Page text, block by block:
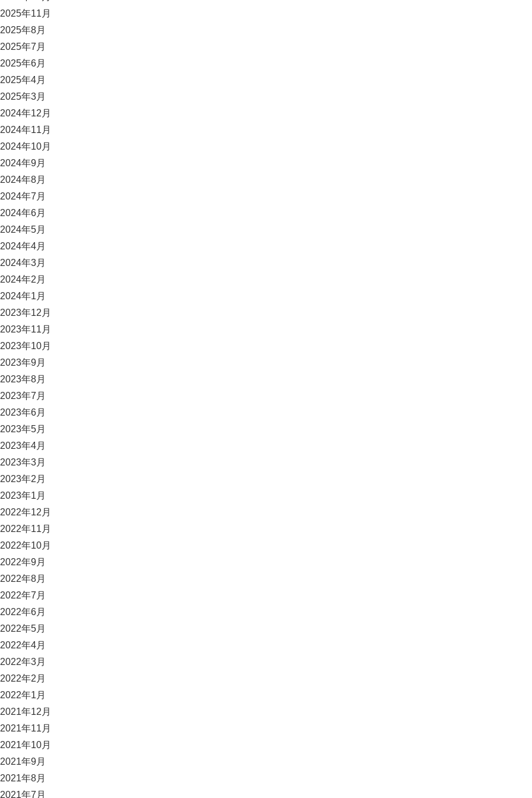
2025年11月
2025年8月
2025年7月
2025年6月
2025年4月
2025年3月
2024年12月
2024年11月
2024年10月
2024年9月
2024年8月
2024年7月
2024年6月
2024年5月
2024年4月
2024年3月
2024年2月
2024年1月
2023年12月
2023年11月
2023年10月
2023年9月
2023年8月
2023年7月
2023年6月
2023年5月
2023年4月
2023年3月
2023年2月
2023年1月
2022年12月
2022年11月
2022年10月
2022年9月
2022年8月
2022年7月
2022年6月
2022年5月
2022年4月
2022年3月
2022年2月
2022年1月
2021年12月
2021年11月
2021年10月
2021年9月
2021年8月
2021年7月